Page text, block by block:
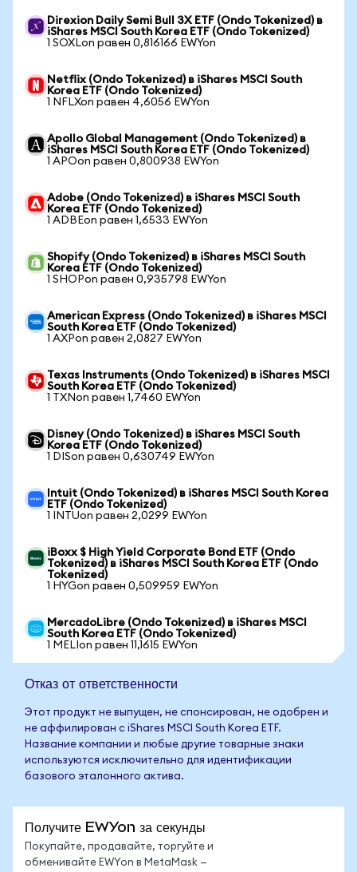
Direxion Daily Semi Bull 3X ETF (Ondo Tokenized) в
iShares MSCI South Korea ETF (Ondo Tokenized)
1 SOXLon равен 0,816166 EWYon
Netflix (Ondo Tokenized) в iShares MSCI South
Korea ETF (Ondo Tokenized)
1 NFLXon равен 4,6056 EWYon
Apollo Global Management (Ondo Tokenized) в
iShares MSCI South Korea ETF (Ondo Tokenized)
1 APOon равен 0,800938 EWYon
Adobe (Ondo Tokenized) в iShares MSCI South
Korea ETF (Ondo Tokenized)
1 ADBEon равен 1,6533 EWYon
Shopify (Ondo Tokenized) в iShares MSCI South
Korea ETF (Ondo Tokenized)
1 SHOPon равен 0,935798 EWYon
American Express (Ondo Tokenized) в iShares MSCI
South Korea ETF (Ondo Tokenized)
1 AXPon равен 2,0827 EWYon
Texas Instruments (Ondo Tokenized) в iShares MSCI
South Korea ETF (Ondo Tokenized)
1 TXNon равен 1,7460 EWYon
Disney (Ondo Tokenized) в iShares MSCI South
Korea ETF (Ondo Tokenized)
1 DISon равен 0,630749 EWYon
Intuit (Ondo Tokenized) в iShares MSCI South Korea
ETF (Ondo Tokenized)
1 INTUon равен 2,0299 EWYon
iBoxx $ High Yield Corporate Bond ETF (Ondo
Tokenized) в iShares MSCI South Korea ETF (Ondo
Tokenized)
1 HYGon равен 0,509959 EWYon
MercadoLibre (Ondo Tokenized) в iShares MSCI
South Korea ETF (Ondo Tokenized)
1 MELIon равен 11,1615 EWYon
Отказ от ответственности
Этот продукт не выпущен, не спонсирован, не одобрен и
не аффилирован с iShares MSCI South Korea ETF.
Название компании и любые другие товарные знаки
используются исключительно для идентификации
базового эталонного актива.
Получите EWYon за секунды
Покупайте, продавайте, торгуйте и
обменивайте EWYon в MetaMask —